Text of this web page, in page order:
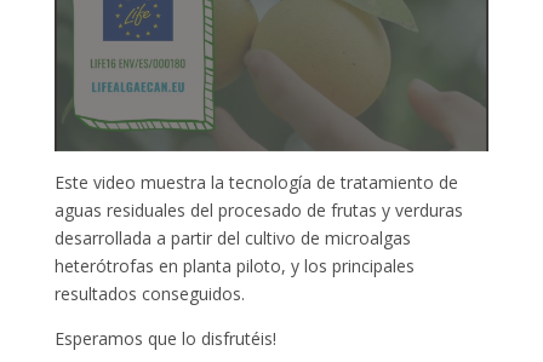
Este video muestra la tecnología de tratamiento de
aguas residuales del procesado de frutas y verduras
desarrollada a partir del cultivo de microalgas
heterótrofas en planta piloto, y los principales
resultados conseguidos.
Esperamos que lo disfrutéis!